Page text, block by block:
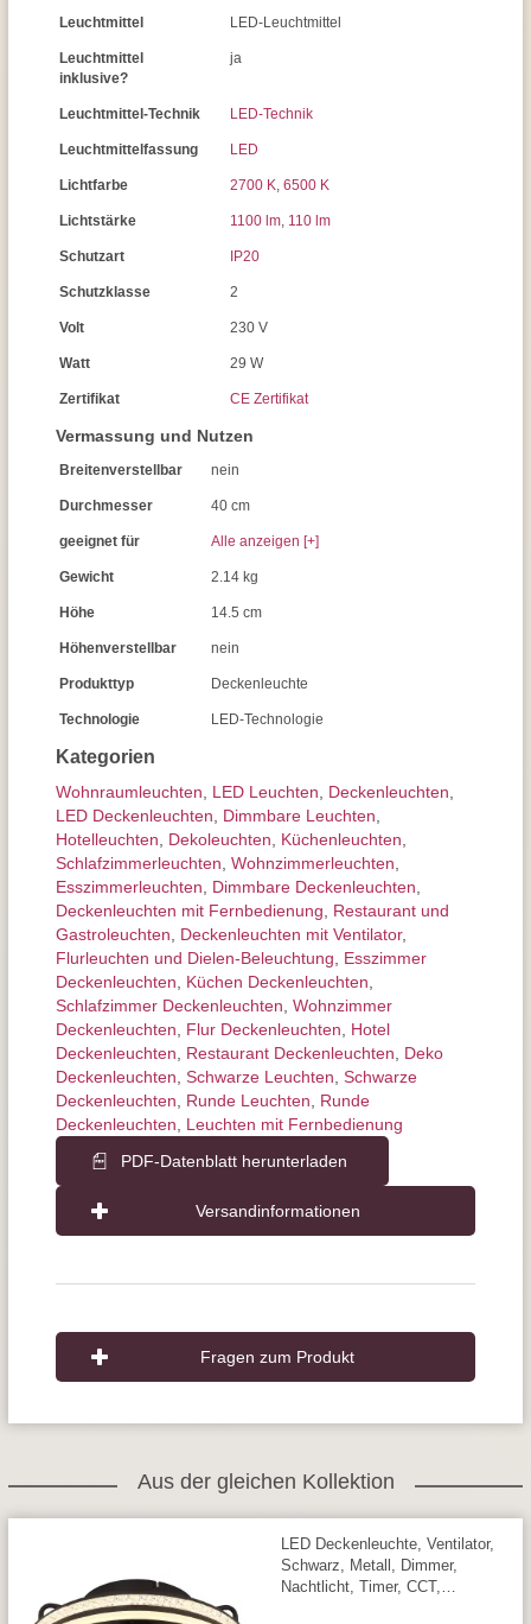
Kategorien
Wohnraum­leuchten LED Leuchten Decken­leuchten
LED Deckenleuchten
Dimmbare Leuchten
Hotelleuchten
Dekoleuchten Küchenleuchten
Schlafzimmer­leuchten Wohnzimmer­leuchten
Esszimmer­­leuchten
Dimmbare Deckenleuchten
Deckenleuchten mit Fernbedienung
Restaurant und
Gastroleuchten
Deckenleuchten mit Ventilator,
Flurleuchten und Dielen-Beleuchtung
Esszimmer
Deckenleuchten
Küchen Deckenleuchten
Schlafzimmer Deckenleuchten Wohnzimmer
Deckenleuchten
Flur Deckenleuchten
Hotel
Deckenleuchten
Restaurant Deckenleuchten
Deko
Deckenleuchten Schwarze Leuchten Schwarze
Deckenleuchten
Runde Leuchten
Runde
Deckenleuchten
Leuchten mit Fernbedienung
PDF-Datenblatt herunterladen
Versandinformationen
Leuchtmittel LED-Leuchtmittel
Leuchtmittel
inklusive?
ja
Leuchtmittel-Technik LED-Technik
Leuchtmittelfassung LED
Lichtfarbe 2700 K, 6500 K
Lichtstärke 1100 lm, 110 lm
Schutzart IP20
Schutzklasse 2
Volt 230 V
Watt 29 W
Zertifikat CE Zertifikat
Vermassung und Nutzen
Breitenverstellbar nein
Durchmesser 40 cm
geeignet für Alle anzeigen [+]
Gewicht 2.14 kg
Höhe 14.5 cm
Höhenverstellbar nein
Produkttyp Deckenleuchte
Technologie LED-Technologie
Fragen zum Produkt
Aus der gleichen Kollektion
LED Deckenleuchte, Ventilator,
Schwarz, Metall, Dimmer,
Nachtlicht, Timer, CCT,